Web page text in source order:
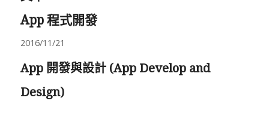
App 程式開發
2016/11/21
App 開發與設計 (App Develop and
Design)